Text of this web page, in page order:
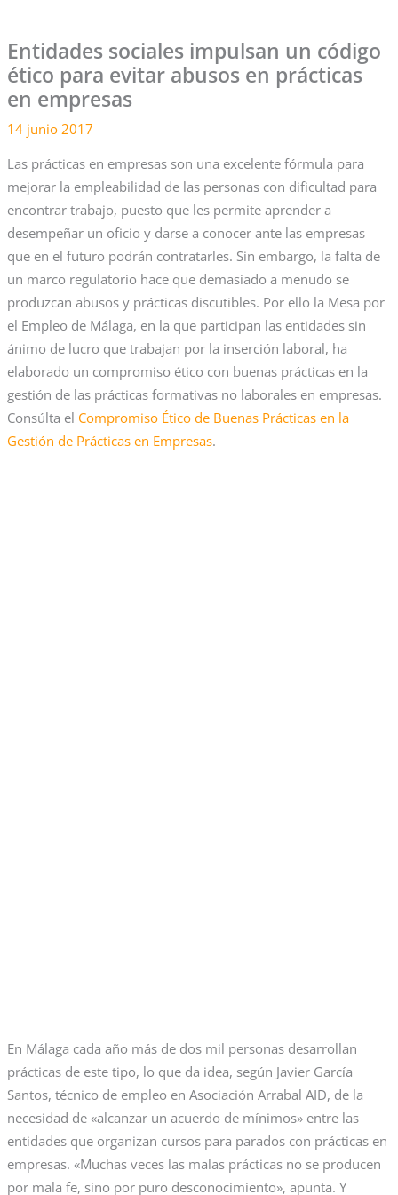
Entidades sociales impulsan un código
ético para evitar abusos en prácticas
en empresas
14 junio 2017
Las prácticas en empresas son una excelente fórmula para
mejorar la empleabilidad de las personas con dificultad para
encontrar trabajo, puesto que les permite aprender a
desempeñar un oficio y darse a conocer ante las empresas
que en el futuro podrán contratarles. Sin embargo, la falta de
un marco regulatorio hace que demasiado a menudo se
produzcan abusos y prácticas discutibles. Por ello la Mesa por
el Empleo de Málaga, en la que participan las entidades sin
ánimo de lucro que trabajan por la inserción laboral, ha
elaborado un compromiso ético con buenas prácticas en la
gestión de las prácticas formativas no laborales en empresas.
Consúlta el Compromiso Ético de Buenas Prácticas en la
Gestión de Prácticas en Empresas.
En Málaga cada año más de dos mil personas desarrollan
prácticas de este tipo, lo que da idea, según Javier García
Santos, técnico de empleo en Asociación Arrabal AID, de la
necesidad de «alcanzar un acuerdo de mínimos» entre las
entidades que organizan cursos para parados con prácticas en
empresas. «Muchas veces las malas prácticas no se producen
por mala fe, sino por puro desconocimiento», apunta. Y